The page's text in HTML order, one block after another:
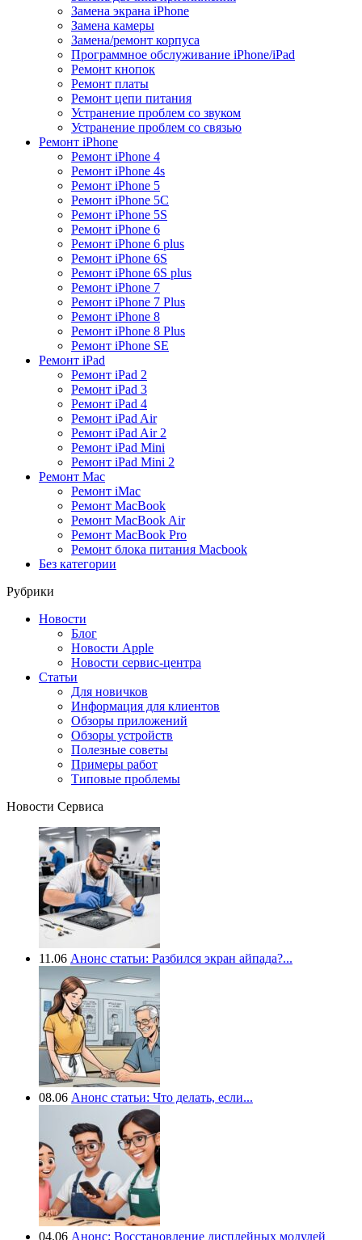
Замена экрана iPhone
Замена камеры
Замена/ремонт корпуса
Программное обслуживание iPhone/iPad
Ремонт кнопок
Ремонт платы
Ремонт цепи питания
Устранение проблем со звуком
Устранение проблем со связью
Ремонт iPhone
Ремонт iPhone 4
Ремонт iPhone 4s
Ремонт iPhone 5
Ремонт iPhone 5C
Ремонт iPhone 5S
Ремонт iPhone 6
Ремонт iPhone 6 plus
Ремонт iPhone 6S
Ремонт iPhone 6S plus
Ремонт iPhone 7
Ремонт iPhone 7 Plus
Ремонт iPhone 8
Ремонт iPhone 8 Plus
Ремонт iPhone SE
Ремонт iPad
Ремонт iPad 2
Ремонт iPad 3
Ремонт iPad 4
Ремонт iPad Air
Ремонт iPad Air 2
Ремонт iPad Mini
Ремонт iPad Mini 2
Ремонт Mac
Ремонт iMac
Ремонт MacBook
Ремонт MacBook Air
Ремонт MacBook Pro
Ремонт блока питания Macbook
Без категории
Рубрики
Новости
Блог
Новости Apple
Новости сервис-центра
Статьи
Для новичков
Информация для клиентов
Обзоры приложений
Обзоры устройств
Полезные советы
Примеры работ
Типовые проблемы
Новости Сервиса
11.06 Анонс статьи: Разбился экран айпада?...
08.06 Анонс статьи: Что делать, если...
04.06 Анонс: Восстановление дисплейных модулей